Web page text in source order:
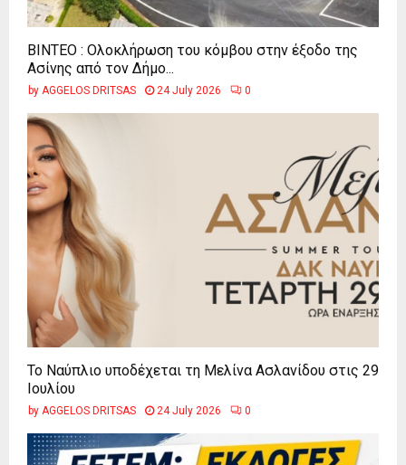
ΒΙΝΤΕΟ : Ολοκλήρωση του κόμβου στην έξοδο της
Ασίνης από τον Δήμο...
by AGGELOS DRITSAS 24 July 2026 0
Το Ναύπλιο υποδέχεται τη Μελίνα Ασλανίδου στις 29
Ιουλίου
by AGGELOS DRITSAS 24 July 2026 0